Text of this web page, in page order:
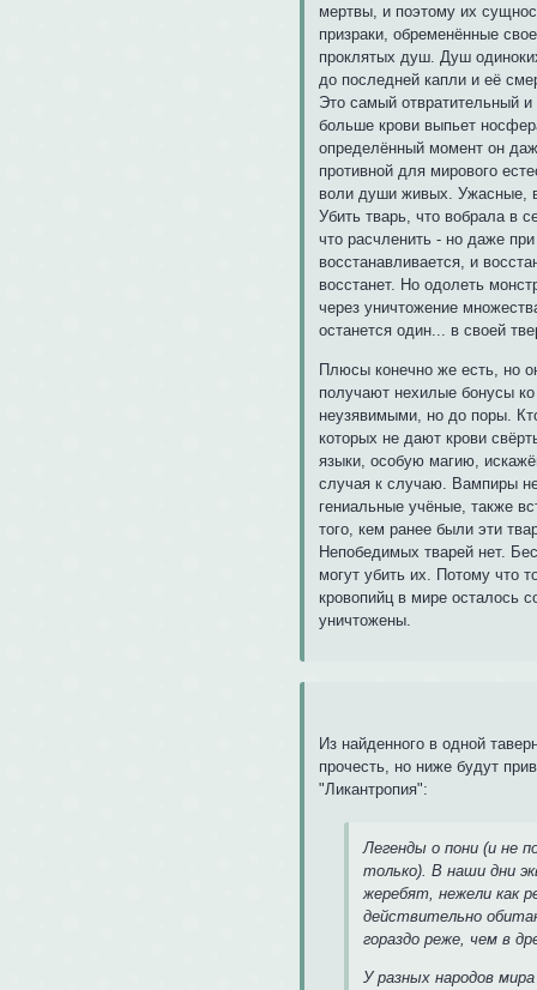
мертвы, и поэтому их
призраки, обременённые
проклятых душ. Душ
до последней капли и её
Это самый отвратительный
больше крови выпьет
определённый момент он
противной для мирового
воли души живых. Ужасные,
Убить тварь, что вобрала в
что расчленить - но даже
восстанавливается, и
восстанет. Но одолеть
через уничтожение
останется один... в своей
Плюсы конечно же есть, но
получают нехилые бонусы
неузявимыми, но до поры.
которых не дают крови
языки, особую магию,
случая к случаю. Вампиры
гениальные учёные, также
того, кем ранее были эти
Непобедимых тварей нет.
могут убить их. Потому что
кровопийц в мире осталось
уничтожены.
Из найденного в одной
прочесть, но ниже будут
"Ликантропия":
Легенды о пони (и не
только). В наши дни
жеребят, нежели как
действительно
гораздо реже, чем в
У разных народов